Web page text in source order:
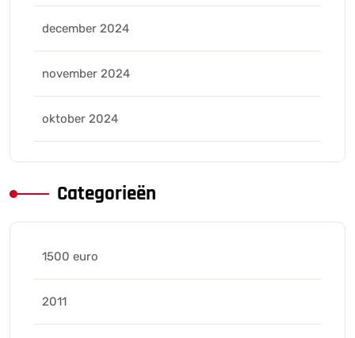
december 2024
november 2024
oktober 2024
Categorieën
1500 euro
2011